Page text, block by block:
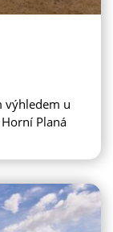
výhledem u
Planá